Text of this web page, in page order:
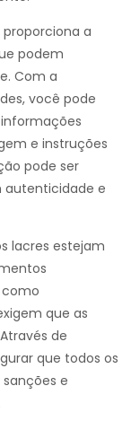
a
podem
Com a
você pode
e instruções
pode ser
autenticidade e
lacres estejam
como
que as
de
que todos os
e